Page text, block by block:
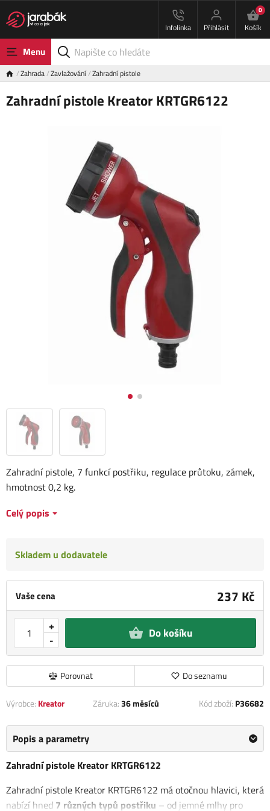
Infolinka Přihlásit
0
Košík
Menu
Zahrada Zavlažování Zahradní pistole
Zahradní pistole Kreator KRTGR6122
Vaše cena 237 Kč
-
+ Do košíku
Porovnat Do seznamu
Zahradní pistole, 7 funkcí postřiku, regulace průtoku, zámek,
hmotnost 0,2 kg.
Celý popis
Skladem u dodavatele
Výrobce: Kreator Záruka:36 měsíců Kód zboží: P36682
Popis a parametry
Zahradní pistole Kreator KRTGR6122
Zahradní pistole Kreator KRTGR6122 má otočnou hlavici, která
nabízí hned 7 různých typů postřiku – od jemné mlhy pro